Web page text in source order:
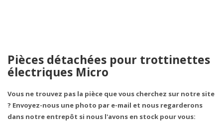
Pièces détachées pour trottinettes
électriques Micro
Vous ne trouvez pas la pièce que vous cherchez sur notre site
? Envoyez-nous une photo par e-mail et nous regarderons
dans notre entrepôt si nous l'avons en stock pour vous: